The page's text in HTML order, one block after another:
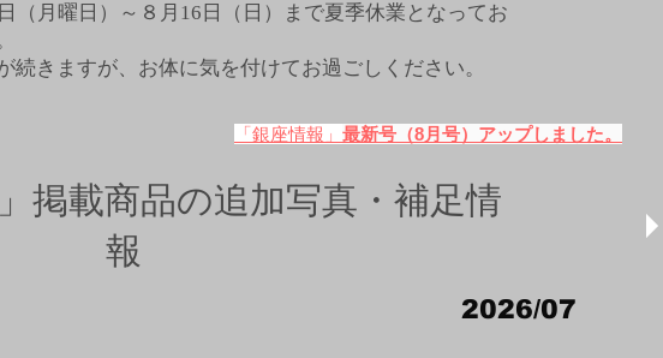
（月曜日）～８月16日（日）まで夏季休業となってお
続きますが、お体に気を付けてお過ごしください。
「銀座情報」 最新号（8月号）アップしました。
掲載商品の追加写真・補足情
報
2026/07